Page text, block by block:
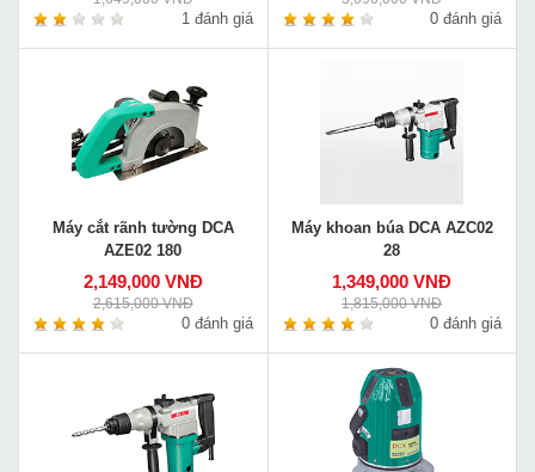
1 đánh giá 0 đánh giá
Máy cắt rãnh tường DCA
AZE02 180
2,149,000 VNĐ
2,615,000 VNĐ
0 đánh giá
Máy khoan búa DCA AZC02
28
1,349,000 VNĐ
1,815,000 VNĐ
0 đánh giá